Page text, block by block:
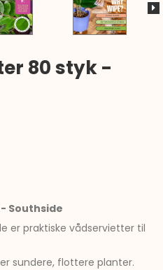
80 styk -
Southside
er praktiske vådservietter til
sundere, flottere planter.